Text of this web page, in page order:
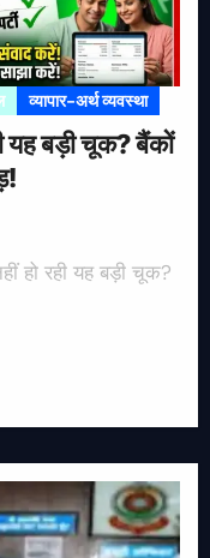
व्यापार-अर्थ व्यवस्था
यह बड़ी चूक? बैंकों